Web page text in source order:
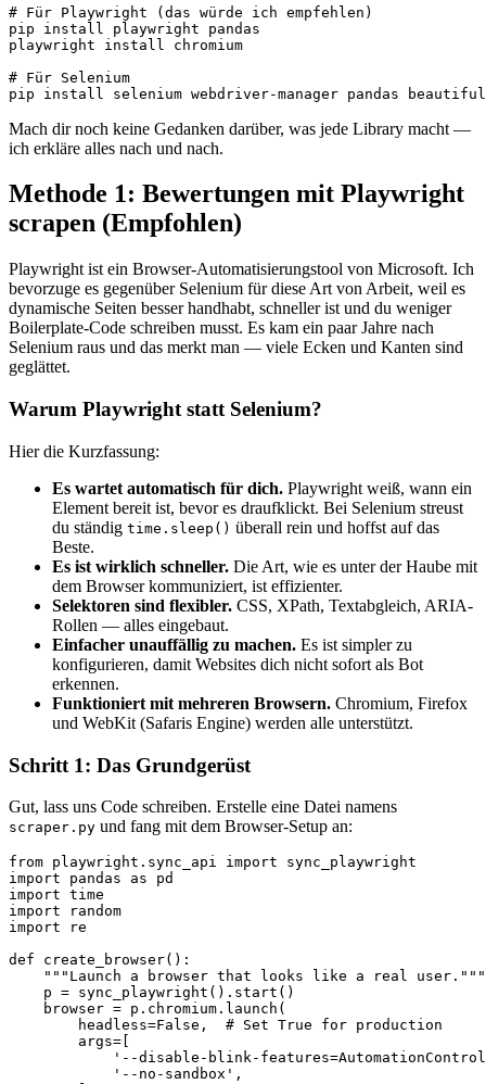
# Für Playwright (das würde ich empfehlen)
pip install playwright pandas
playwright install chromium
# Für Selenium
pip install selenium webdriver-manager pandas
Mach dir noch keine Gedanken darüber, was jede Library macht —
ich erkläre alles nach und nach.
Methode 1: Bewertungen mit Playwright
scrapen (Empfohlen)
Playwright ist ein Browser-Automatisierungstool von Microsoft. Ich
bevorzuge es gegenüber Selenium für diese Art von Arbeit, weil es
dynamische Seiten besser handhabt, schneller ist und du weniger
Boilerplate-Code schreiben musst. Es kam ein paar Jahre nach
Selenium raus und das merkt man — viele Ecken und Kanten sind
geglättet.
Warum Playwright statt Selenium?
Hier die Kurzfassung:
Es wartet automatisch für dich. Playwright weiß, wann ein
Element bereit ist, bevor es draufklickt. Bei Selenium streust
du ständig time.sleep() überall rein und hoffst auf das
Beste.
Es ist wirklich schneller. Die Art, wie es unter der Haube mit
dem Browser kommuniziert, ist effizienter.
Selektoren sind flexibler. CSS, XPath, Textabgleich, ARIA-
Rollen — alles eingebaut.
Einfacher unauffällig zu machen. Es ist simpler zu
konfigurieren, damit Websites dich nicht sofort als Bot
erkennen.
Funktioniert mit mehreren Browsern. Chromium, Firefox
und WebKit (Safaris Engine) werden alle unterstützt.
Schritt 1: Das Grundgerüst
Gut, lass uns Code schreiben. Erstelle eine Datei namens
scraper.py und fang mit dem Browser-Setup an:
from playwright.sync_api import sync_playwright
import pandas as pd
import time
import random
import re
def create_browser():
    """Launch a browser that looks like a real user."""
    p = sync_playwright().start()
    browser = p.chromium.launch(
        headless=False,  # Set True for production
        args=[
'--disable-blink-
            '--no-sandbox',